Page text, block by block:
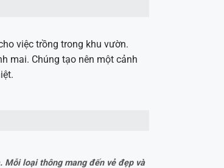
việc trồng trong khu vườn.
mai. Chúng tạo nên một cảnh
loại thông mang đến vẻ đẹp và